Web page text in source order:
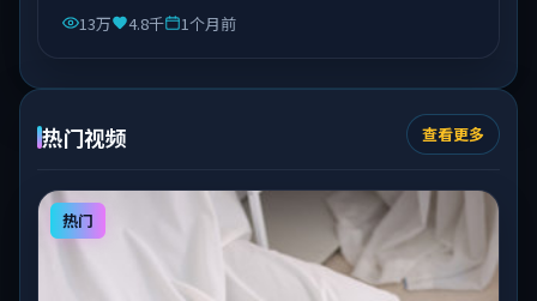
13万 4.8千 1个月前
热门视频 查看更多
热门